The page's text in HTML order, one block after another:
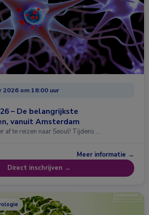
om 18:00 uur
– De belangrijkste
vanuit Amsterdam
af te reizen naar Seoul! Tijdens …
Meer informatie →
Direct inschrijven →